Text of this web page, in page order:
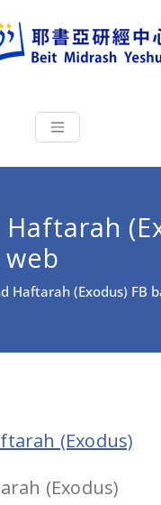
耶書亞
根源明白聖經，
Haftarah (Exodus) FB
(Exodus)